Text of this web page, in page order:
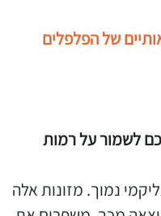
של הפלפלים
לשמור על רמות
נמוך. מזונות אלה